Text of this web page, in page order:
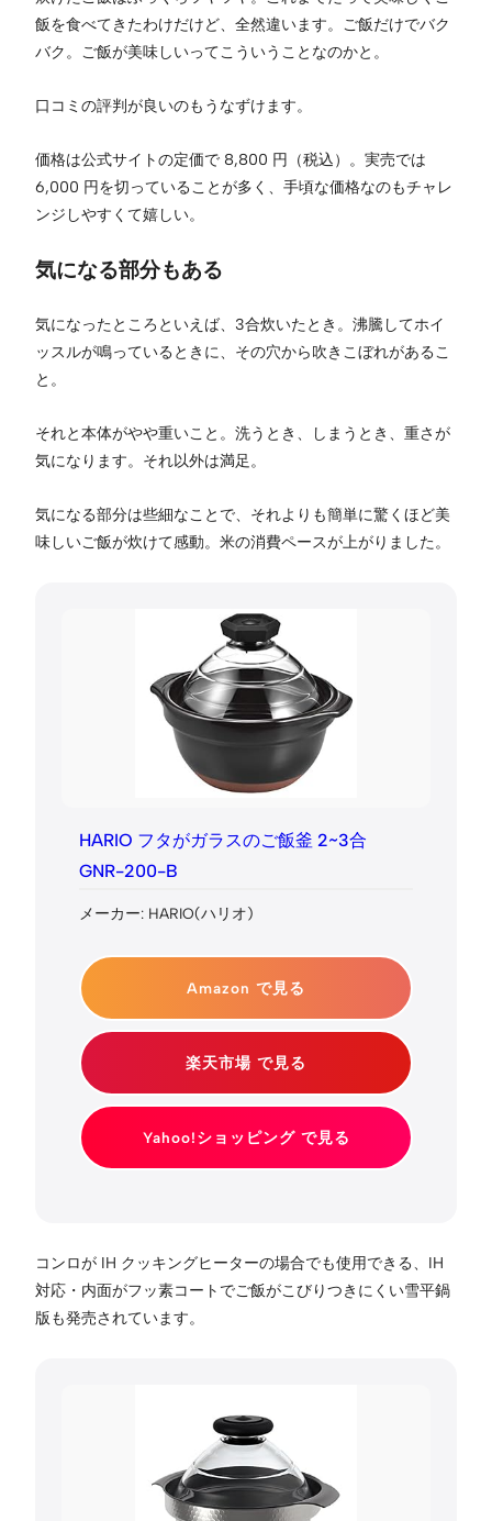
飯を食べてきたわけだけど、全然違います。ご飯だけでバク
バク。ご飯が美味しいってこういうことなのかと。
口コミの評判が良いのもうなずけます。
価格は公式サイトの定価で 8,800 円（税込）。実売では
6,000 円を切っていることが多く、手頃な価格なのもチャレ
ンジしやすくて嬉しい。
気になる部分もある
気になったところといえば、3合炊いたとき。沸騰してホイ
ッスルが鳴っているときに、その穴から吹きこぼれがあるこ
と。
それと本体がやや重いこと。洗うとき、しまうとき、重さが
気になります。それ以外は満足。
気になる部分は些細なことで、それよりも簡単に驚くほど美
味しいご飯が炊けて感動。米の消費ペースが上がりました。
HARIO フタがガラスのご飯釜 2~3合
GNR-200-B
メーカー: HARIO(ハリオ)
Amazon で見る
楽天市場 で見る
Yahoo!ショッピング で見る
コンロが IH クッキングヒーターの場合でも使用できる、IH
対応・内面がフッ素コートでご飯がこびりつきにくい雪平鍋
版も発売されています。